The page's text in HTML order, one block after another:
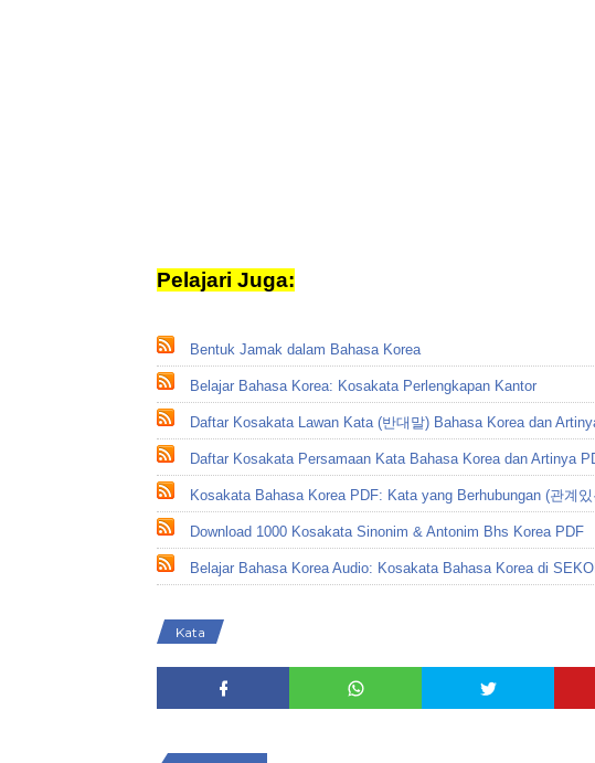
Pelajari Juga:
Bentuk Jamak dalam Bahasa Korea
Belajar Bahasa Korea: Kosakata Perlengkapan Kantor
Daftar Kosakata Lawan Kata (반대말) Bahasa Korea dan
Daftar Kosakata Persamaan Kata Bahasa Korea dan Artinya
Kosakata Bahasa Korea PDF: Kata yang Berhubungan (관계
Download 1000 Kosakata Sinonim & Antonim Bhs Korea PDF
Belajar Bahasa Korea Audio: Kosakata Bahasa Korea di
Kata